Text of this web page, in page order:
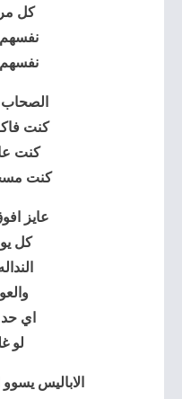
كل
كنت
كنت
كنت
عايز
كل
اي
لو
الاباليس